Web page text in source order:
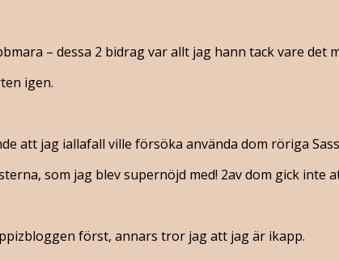
– dessa 2 bidrag var allt jag hann tack vare det
igen.
att jag iallafall ville försöka använda dom röriga
som jag blev supernöjd med! 2av dom gick inte
först, annars tror jag att jag är ikapp.